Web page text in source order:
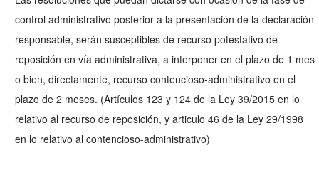
control administrativo posterior a la presentación de la declaración
responsable, serán susceptibles de recurso potestativo de
reposición en vía administrativa, a interponer en el plazo de 1 mes
o bien, directamente, recurso contencioso-administrativo en el
plazo de 2 meses. (Artículos 123 y 124 de la Ley 39/2015 en lo
relativo al recurso de reposición, y articulo 46 de la Ley 29/1998
en lo relativo al contencioso-administrativo)